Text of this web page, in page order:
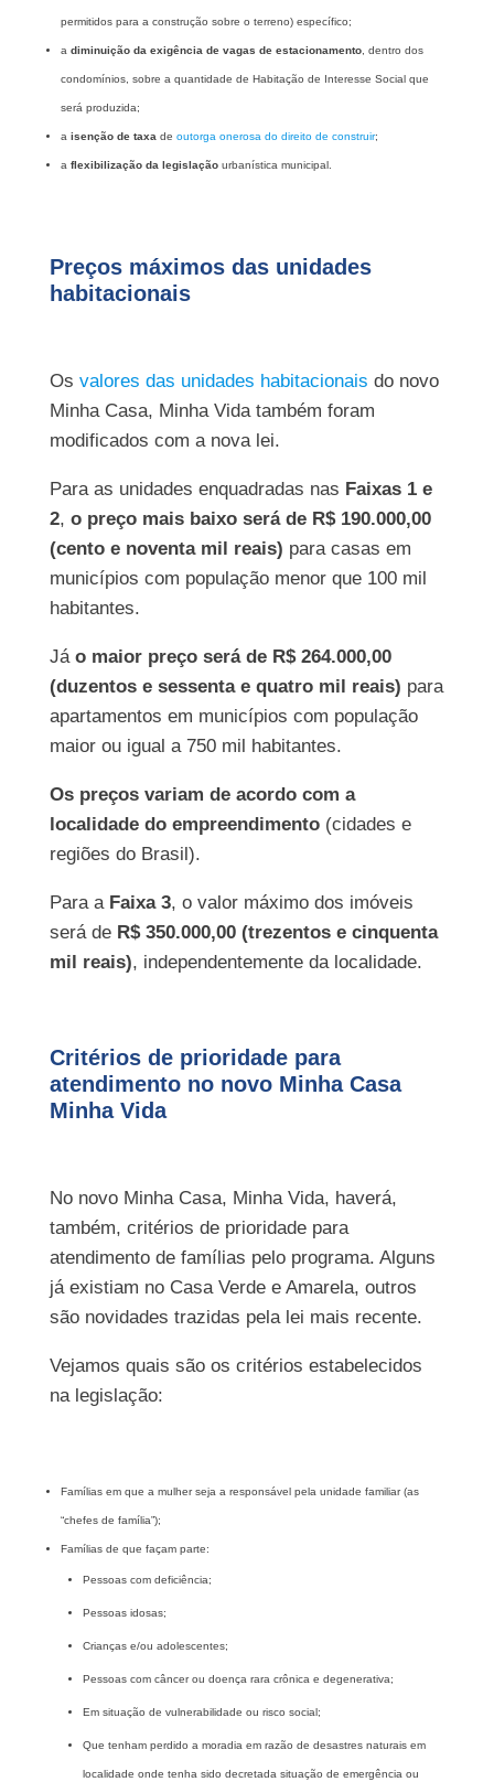
permitidos para a construção sobre o terreno) específico;
a diminuição da exigência de vagas de estacionamento, dentro dos
condomínios, sobre a quantidade de Habitação de Interesse Social que
será produzida;
a isenção de taxa de outorga onerosa do direito de construir;
a flexibilização da legislaçãourbanística municipal.
Preços máximos das unidades
habitacionais
Os valores das unidades habitacionais do novo
Minha Casa, Minha Vida também foram
modificados com a nova lei.
Para as unidades enquadradas nas Faixas 1 e
2, o preço mais baixo será de R$ 190.000,00
(cento e noventa mil reais) para casas em
municípios com população menor que 100 mil
habitantes.
Já o maior preço será de R$ 264.000,00
(duzentos e sessenta e quatro mil reais) para
apartamentos em municípios com população
maior ou igual a 750 mil habitantes.
Os preços variam de acordo com a
localidade do empreendimento(cidades e
regiões do Brasil).
Para a Faixa 3, o valor máximo dos imóveis
será de R$ 350.000,00 (trezentos e cinquenta
mil reais), independentemente da localidade.
Critérios de prioridade para
atendimento no novo Minha Casa
Minha Vida
No novo Minha Casa, Minha Vida, haverá,
também, critérios de prioridade para
atendimento de famílias pelo programa. Alguns
já existiam no Casa Verde e Amarela, outros
são novidades trazidas pela lei mais recente.
Vejamos quais são os critérios estabelecidos
na legislação:
Famílias em que a mulher seja a responsável pela unidade familiar (as
“chefes de família”);
Famílias de que façam parte:
Pessoas com deficiência;
Pessoas idosas;
Crianças e/ou adolescentes;
Pessoas com câncer ou doença rara crônica e degenerativa;
Em situação de vulnerabilidade ou risco social;
Que tenham perdido a moradia em razão de desastres naturais em
localidade onde tenha sido decretada situação de emergência ou